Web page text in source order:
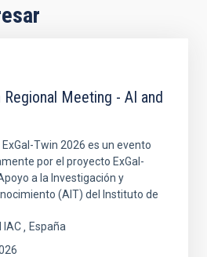
Regional Meeting - AI and
ExGal-Twin 2026 es un evento
por el proyecto ExGal-
a la Investigación y
(AIT) del Instituto de
IAC
España